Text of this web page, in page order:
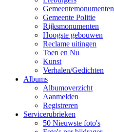
Gemeentemonumenten
Gemeente Politie
Rijksmonumenten
Hoogste gebouwen
Reclame uitingen
Toen en Nu
Kunst
Verhalen/Gedichten
Albums
Albumoverzicht
Aanmelden
Registreren
Servicerubrieken
50 Nieuwste foto's